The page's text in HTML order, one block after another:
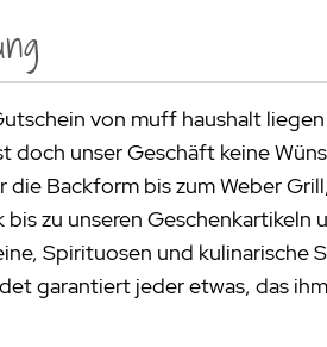
von muff haushalt
doch unser Geschäft keine
die Backform bis zum Weber
bis zu unseren Geschenkartikeln
Spirituosen und kulinarische
garantiert jeder etwas, das